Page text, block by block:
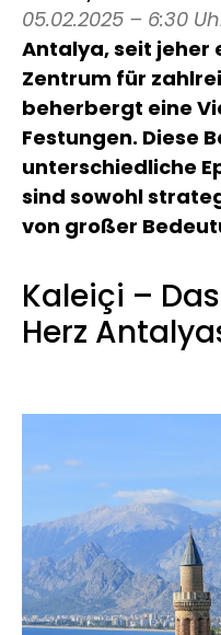
05.02.2025 – 6:30
Antalya, seit jeher
Zentrum für
beherbergt eine
Festungen. Diese
unterschiedliche
sind sowohl
von großer
Kaleiçi –
Herz